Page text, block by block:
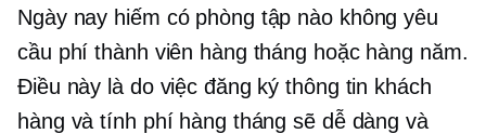
Ngày nay hiếm có phòng tập nào không yêu
cầu phí thành viên hàng tháng hoặc hàng năm.
Điều này là do việc đăng ký thông tin khách
hàng và tính phí hàng tháng sẽ dễ dàng và